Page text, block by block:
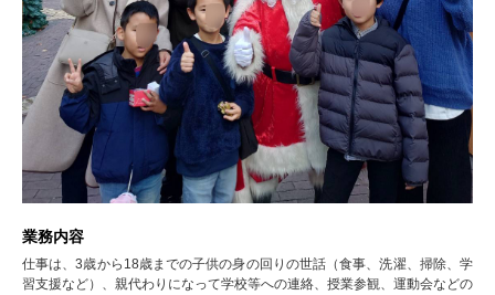
業務内容
仕事は、3歳から18歳までの子供の身の回りの世話（食事、洗濯、掃除、学
習支援など）、親代わりになって学校等への連絡、授業参観、運動会などの